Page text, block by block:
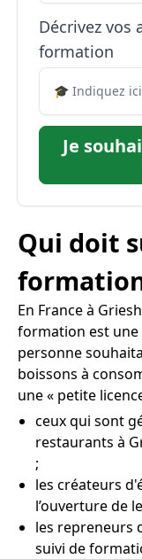
Décrivez vos
formation
Je
Qui doit
En France à
formation est une
personne
boissons à
une « petite
ceux qui sont
restaurants à
;
les créateurs
l’ouverture de
les repreneurs
suivi de